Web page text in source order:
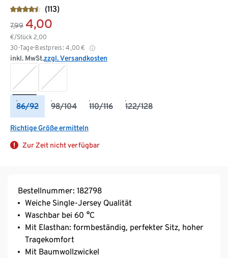
(113)
7,99 4,00
€/Stück 2,00
30-Tage-Bestpreis: 4,00 €
inkl. MwSt.zzgl. Versandkosten
86/92 98/104 110/116 122/128
Richtige Größe ermitteln
Zur Zeit nicht verfügbar
Bestellnummer: 182798
Weiche Single-Jersey Qualität
Waschbar bei 60 °C
Mit Elasthan: formbeständig, perfekter Sitz, hoher
Tragekomfort
Mit Baumwollzwickel